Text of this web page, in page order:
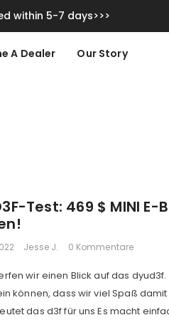
within 5-7 days>>>
A Dealer Our Story
Test: 469 $ MINI E-
Jesse J. 0 Kommentare
wir einen Blick auf das
können, dass wir viel Spaß
das d3f für uns Es macht